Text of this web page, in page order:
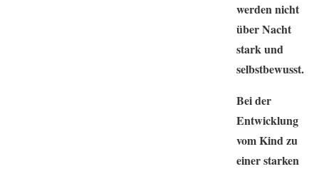
werden nicht
über Nacht
stark und
selbstbewusst.
Bei der
Entwicklung
vom Kind zu
einer starken